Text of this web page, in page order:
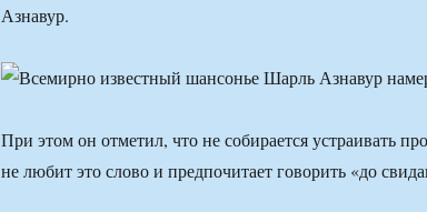
Азнавур.
При этом он отметил, что не собирается устраивать
не любит это слово и предпочитает говорить «до